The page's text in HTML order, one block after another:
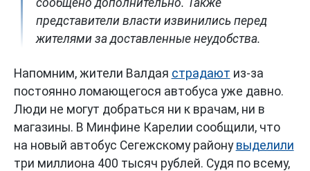
представители власти извинились перед
жителями за доставленные неудобства.
Напомним, жители Валдая страдают из-за
постоянно ломающегося автобуса уже давно.
Люди не могут добраться ни к врачам, ни в
магазины. В Минфине Карелии сообщили, что
на новый автобус Сегежскому району выделили
три миллиона 400 тысяч рублей. Судя по всему,